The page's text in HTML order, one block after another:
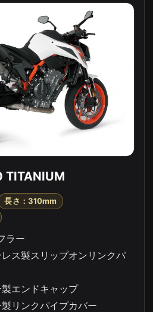
TITANIUM
長さ：310mm
ラー
ス製スリップオンリンクパ
エンドキャップ
リンクパイプカバー